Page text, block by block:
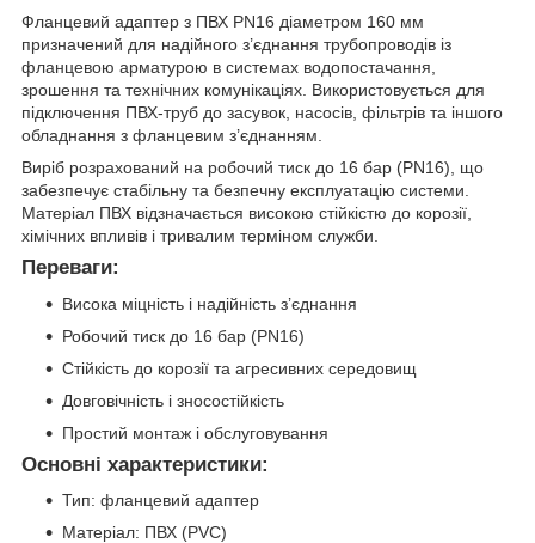
Фланцевий адаптер з ПВХ PN16 діаметром 160 мм
призначений для надійного з’єднання трубопроводів із
фланцевою арматурою в системах водопостачання,
зрошення та технічних комунікаціях. Використовується для
підключення ПВХ-труб до засувок, насосів, фільтрів та іншого
обладнання з фланцевим з’єднанням.
Виріб розрахований на робочий тиск до 16 бар (PN16), що
забезпечує стабільну та безпечну експлуатацію системи.
Матеріал ПВХ відзначається високою стійкістю до корозії,
хімічних впливів і тривалим терміном служби.
Переваги:
Висока міцність і надійність з’єднання
Робочий тиск до 16 бар (PN16)
Стійкість до корозії та агресивних середовищ
Довговічність і зносостійкість
Простий монтаж і обслуговування
Основні характеристики:
Тип: фланцевий адаптер
Матеріал: ПВХ (PVC)